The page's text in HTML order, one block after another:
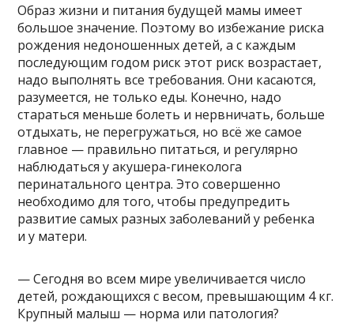
Образ жизни и питания будущей мамы имеет
большое значение. Поэтому во избежание риска
рождения недоношенных детей, а с каждым
последующим годом риск этот риск возрастает,
надо выполнять все требования. Они касаются,
разумеется, не только еды. Конечно, надо
стараться меньше болеть и нервничать, больше
отдыхать, не перегружаться, но всё же самое
главное — правильно питаться, и регулярно
наблюдаться у акушера-гинеколога
перинатального центра. Это совершенно
необходимо для того, чтобы предупредить
развитие самых разных заболеваний у ребенка
и у матери.
— Сегодня во всем мире увеличивается число
детей, рождающихся с весом, превышающим 4 кг.
Крупный малыш — норма или патология?